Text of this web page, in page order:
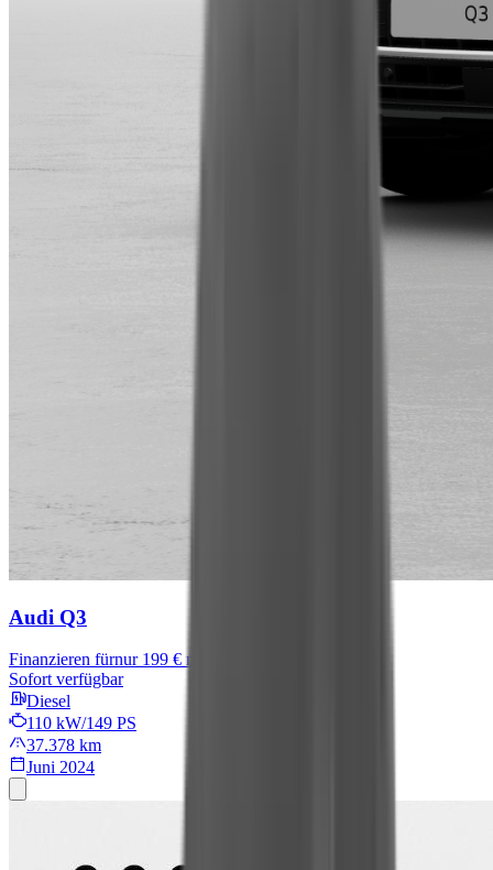
Audi Q3
Finanzieren fürnur 199 € mtl.
Sofort verfügbar
Diesel
110 kW/149 PS
37.378 km
Juni 2024